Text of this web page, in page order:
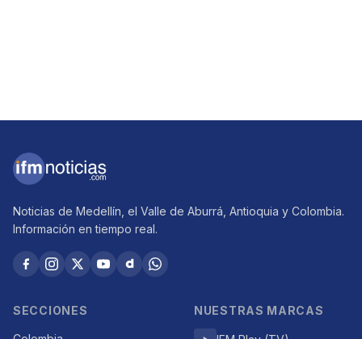
Noticias de Medellín, el Valle de Aburrá, Antioquia y Colombia.
Información en tiempo real.
SECCIONES NUESTRAS MARCAS